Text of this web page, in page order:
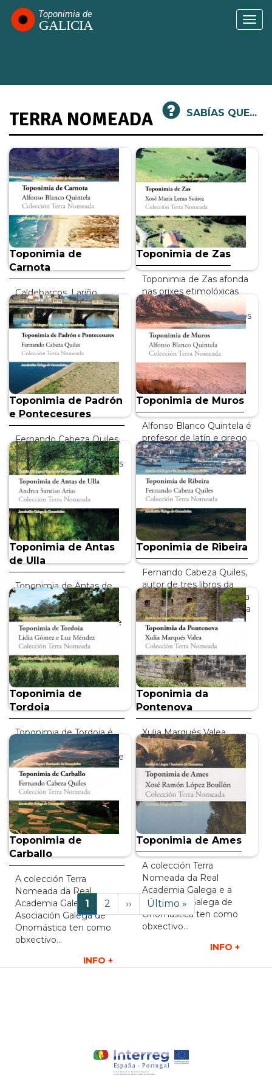
contido
SABÍAS QUE...
TERRA NOMEADA
Toponimia de
Carnota
Caldebarcos, Lariño,
Miñarzo, Nóutigos,
Panchés, O Pindo... a
Toponimia de Carnota
está inzada de
topónimos…
INFO +
Toponimia de Zas
Toponimia de Zas afonda
nas orixes etimolóxicas
de 117 lugares e máis de
vinte espazos xeográficos
de…
INFO +
Toponimia de Padrón
e Pontecesures
Fernando Cabeza Quiles,
un dos principais
estudosos e divulgadores
da realidade toponímica
do noso país, é…
INFO +
Toponimia de Muros
Alfonso Blanco Quintela é
profesor de latín e grego
no IES Fontexería de
Muros, desde o que vén
realizando un…
INFO +
Toponimia de Antas
de Ulla
Toponimia de Antas de
Ulla parte do Traballo de
Fin de Grao da filóloga
Andrea Santiso Arias, que
foi…
INFO +
Toponimia de Ribeira
Fernando Cabeza Quiles,
autor de tres libros da
colección Terra Nomeada
da Real Academia Galega
e a…
INFO +
Toponimia de
Tordoia
Toponimia de Tordoia é
unha adaptación do
Traballo de Fin de Grao de
Lidia Gómez Martínez,
dirixido por Ana I…
INFO +
Toponimia da
Pontenova
Xulia Marqués Valea,
doutora especialista en
toponimia con ampla
experiencia en estudos
etimolóxicos e…
INFO +
Toponimia de
Carballo
A colección Terra
Nomeada da Real
Academia Galega e a
Asociación Galega de
Onomástica ten como
obxectivo…
INFO +
Toponimia de Ames
A colección Terra
Nomeada da Real
Academia Galega e a
Asociación Galega de
Onomástica ten como
obxectivo…
INFO +
Paxinación
Páxina
actual
1 Page
2
Páxina
Seguinte
››
Last
page
Último »